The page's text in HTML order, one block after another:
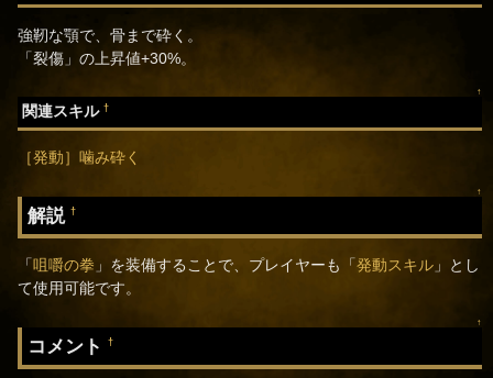
強靭な顎で、骨まで砕く。
「裂傷」の上昇値+30%。
↑
関連スキル†
［発動］噛み砕く
↑
解説†
「咀嚼の拳 」を装備することで、プレイヤーも「発動スキル 」とし
て使用可能です。
↑
コメント†